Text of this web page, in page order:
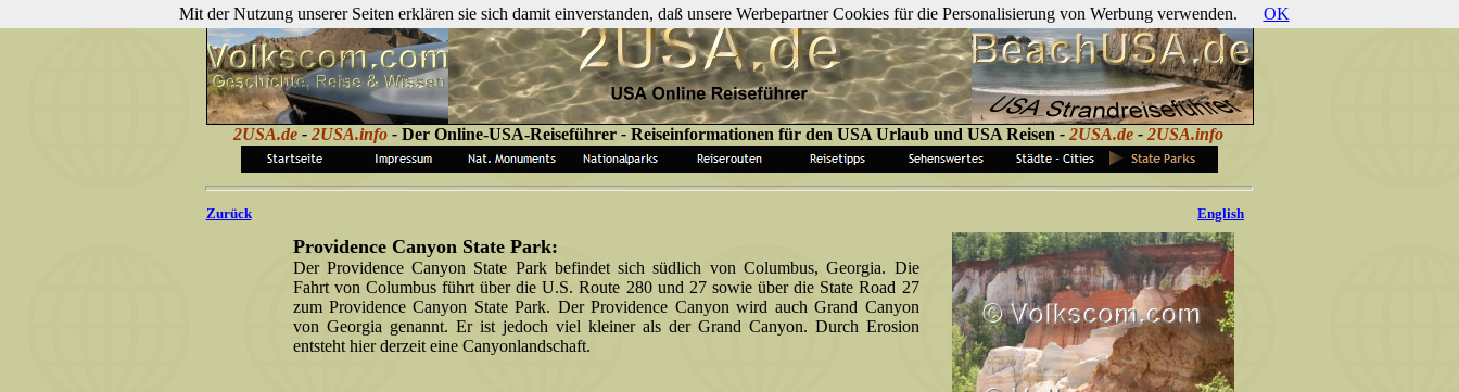
2USA.de - 2USA.info - Der Online-USA-Reiseführer - Reiseinformationen für den USA Urlaub und USA Reisen - 2USA.de - 2USA.info
Zurück
Providence Canyon State Park:
Der Providence Canyon State Park befindet sich südlich von Columbus, Georgia. Die
Fahrt von Columbus führt über die U.S. Route 280 und 27 sowie über die State Road 27
zum Providence Canyon State Park. Der Providence Canyon wird auch Grand Canyon
von Georgia genannt. Er ist jedoch viel kleiner als der Grand Canyon. Durch Erosion
entsteht hier derzeit eine Canyonlandschaft.
English
Mit der Nutzung unserer Seiten erklären sie sich damit einverstanden, daß unsere Werbepartner Cookies für die Personalisierung von Werbung verwenden. OK